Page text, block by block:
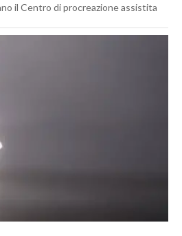
il Centro di procreazione assistita